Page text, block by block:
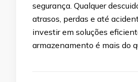
segurança. Qualquer
atrasos, perdas e até
investir em soluções
armazenamento é mais do